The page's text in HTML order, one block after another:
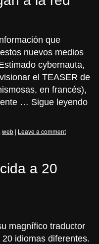
que
nuevos medios
cybernauta,
el TEASER de
en francés),
… Sigue leyendo
web | Leave a comment
a 20
magnífico traductor
idiomas diferentes.